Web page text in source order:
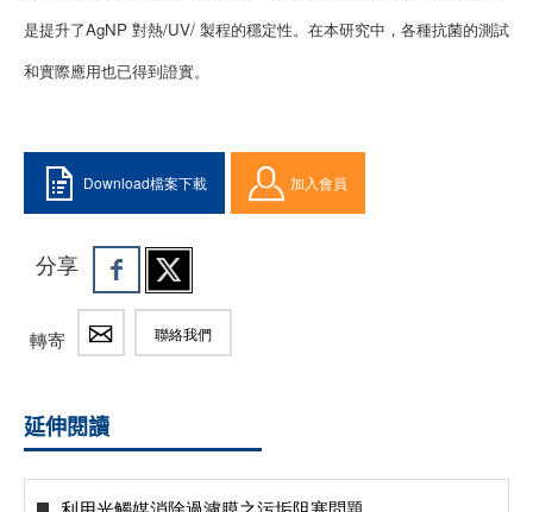
是提升了AgNP 對熱/UV/ 製程的穩定性。在本研究中，各種抗菌的測試
和實際應用也已得到證實。
Download檔案下載 加入會員
分享
轉寄 聯絡我們
延伸閱讀